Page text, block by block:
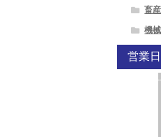
畜
機
営業日